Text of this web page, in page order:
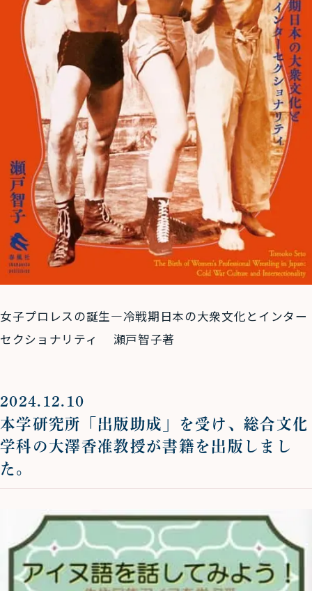
女子プロレスの誕生―冷戦期日本の大衆文化とインター
セクショナリティ 瀬戸智子著
2024.12.10
本学研究所「出版助成」を受け、総合文化
学科の大澤香准教授が書籍を出版しまし
た。